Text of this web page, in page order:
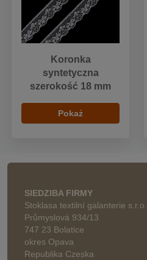
Koronka
syntetyczna
szerokość 18 mm
Pokaż
SIEDZIBA FIRMY
Stoklasa textilní galanterie s.r.o.
Průmyslová 934/13
747 23 Bolatice
okres Opava
Republika Czeska